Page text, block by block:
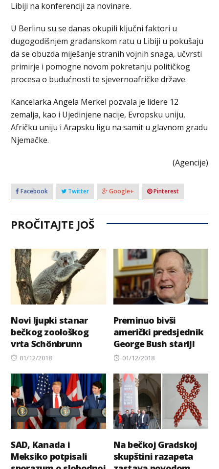
Libiji na konferenciji za novinare.
U Berlinu su se danas okupili ključni faktori u
dugogodišnjem građanskom ratu u Libiji u pokušaju
da se obuzda miješanje stranih vojnih snaga, učvrsti
primirje i pomogne novom pokretanju političkog
procesa o budućnosti te sjevernoafričke države.
Kancelarka Angela Merkel pozvala je lidere 12
zemalja, kao i Ujedinjene nacije, Evropsku uniju,
Afričku uniju i Arapsku ligu na samit u glavnom gradu
Njemačke.
(Agencije)
Facebook Twitter Google+ Pinterest
PROČITAJTE JOŠ
Novi ljupki stanar
bečkog zoološkog
vrta Schönbrunn
Posted
01/12/2018
Preminuo bivši
američki predsjednik
George Bush stariji
Posted
01/12/2018
SAD, Kanada i
Meksiko potpisali
Na bečkoj Gradskoj
skupštini razapeta